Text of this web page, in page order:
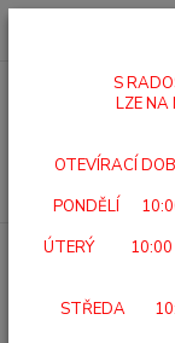
Úvod DOMÁCÍ A
BEURER
S
LZE NA
PONDĚLÍ
ÚTERÝ
STŘEDA